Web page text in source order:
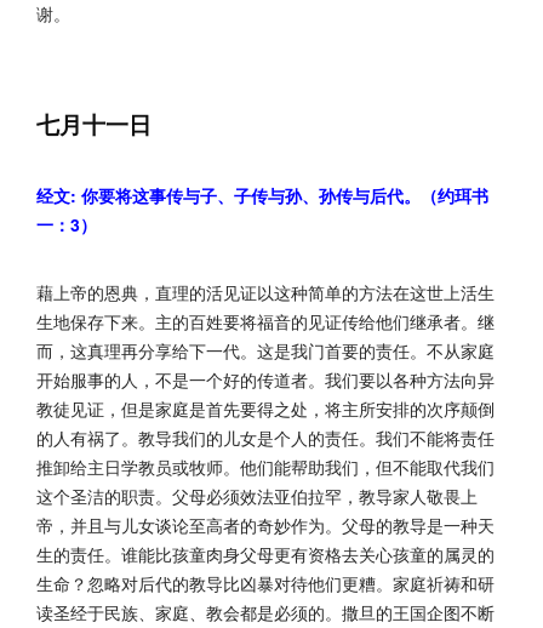
谢。
七月十一日
经文: 你要将这事传与子、子传与孙、孙传与后代。（约珥书
一：3）
藉上帝的恩典，直理的活见证以这种简单的方法在这世上活生
生地保存下来。主的百姓要将福音的见证传给他们继承者。继
而，这真理再分享给下一代。这是我门首要的责任。不从家庭
开始服事的人，不是一个好的传道者。我们要以各种方法向异
教徒见证，但是家庭是首先要得之处，将主所安排的次序颠倒
的人有祸了。教导我们的儿女是个人的责任。我们不能将责任
推卸给主日学教员或牧师。他们能帮助我们，但不能取代我们
这个圣洁的职责。父母必须效法亚伯拉罕，教导家人敬畏上
帝，并且与儿女谈论至高者的奇妙作为。父母的教导是一种天
生的责任。谁能比孩童肉身父母更有资格去关心孩童的属灵的
生命？忽略对后代的教导比凶暴对待他们更糟。家庭祈祷和研
读圣经于民族、家庭、教会都是必须的。撒旦的王国企图不断